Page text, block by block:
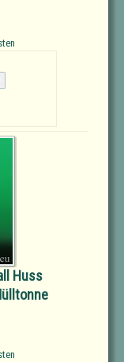
Huss